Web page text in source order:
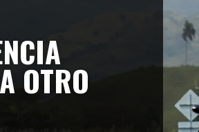
OTRO